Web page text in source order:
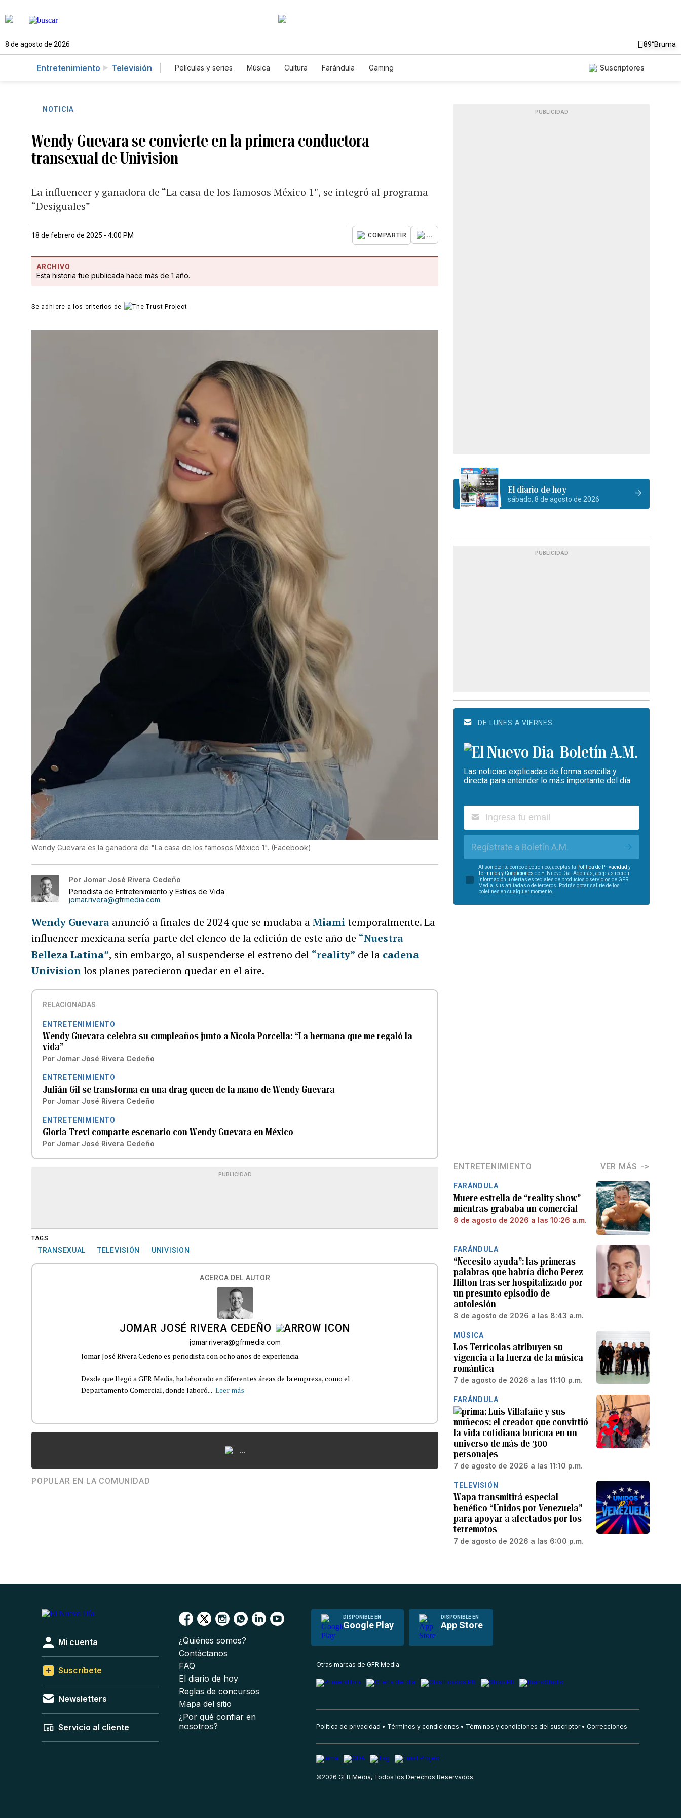
8 de agosto de 2026 89°Bruma
Entretenimiento Televisión Películas y series Música Cultura Farándula Gaming Suscriptores
NOTICIA
Wendy Guevara se convierte en la primera conductora
transexual de Univision
La influencer y ganadora de “La casa de los famosos México 1″, se integró al programa
“Desiguales”
18 de febrero de 2025 - 4:00 PM COMPARTIR ...
ARCHIVO
Esta historia fue publicada hace más de 1 año.
Se adhiere a los criterios de
Wendy Guevara es la ganadora de "La casa de los famosos México 1". (Facebook)
Por Jomar José Rivera Cedeño
Periodista de Entretenimiento y Estilos de Vida
jomar.rivera@gfrmedia.com
Wendy Guevara anunció a finales de 2024 que se mudaba aMiamitemporalmente. La
influencer mexicana sería parte del elenco de la edición de este año de “Nuestra
Belleza Latina”, sin embargo, al suspenderse el estreno del “reality” de la cadena
Univisionlos planes parecieron quedar en el aire.
RELACIONADAS
ENTRETENIMIENTO
Wendy Guevara celebra su cumpleaños junto a Nicola Porcella: “La hermana que me regaló la
vida”
Por Jomar José Rivera Cedeño
ENTRETENIMIENTO
Julián Gil se transforma en una drag queen de la mano de Wendy Guevara
Por Jomar José Rivera Cedeño
ENTRETENIMIENTO
Gloria Trevi comparte escenario con Wendy Guevara en México
Por Jomar José Rivera Cedeño
PUBLICIDAD
TAGS
TRANSEXUAL TELEVISIÓN UNIVISION
ACERCA DEL AUTOR
JOMAR JOSÉ RIVERA CEDEÑO
jomar.rivera@gfrmedia.com
Jomar José Rivera Cedeño es periodista con ocho años de experiencia.
Desde que llegó a GFR Media, ha laborado en diferentes áreas de la empresa, como el
Departamento Comercial, donde laboró... Leer más
...
POPULAR EN LA COMUNIDAD
PUBLICIDAD
El diario de hoy
sábado, 8 de agosto de 2026
PUBLICIDAD
DE LUNES A VIERNES
Boletín A.M.
Las noticias explicadas de forma sencilla y
directa para entender lo más importante del día.
Regístrate a Boletín A.M.
Al someter tu correo electrónico, aceptas la Política de Privacidad y
Términos y Condiciones de El Nuevo Día. Además, aceptas recibir
información u ofertas especiales de productos o servicios de GFR
Media, sus afiliadas o de terceros. Podrás optar salirte de los
boletines en cualquier momento.
ENTRETENIMIENTO VER MÁS
FARÁNDULA
Muere estrella de “reality show”
mientras grababa un comercial
8 de agosto de 2026 a las 10:26 a.m.
FARÁNDULA
“Necesito ayuda”: las primeras
palabras que habría dicho Perez
Hilton tras ser hospitalizado por
un presunto episodio de
autolesión
8 de agosto de 2026 a las 8:43 a.m.
MÚSICA
Los Terrícolas atribuyen su
vigencia a la fuerza de la música
romántica
7 de agosto de 2026 a las 11:10 p.m.
FARÁNDULA
Luis Villafañe y sus
muñecos: el creador que convirtió
la vida cotidiana boricua en un
universo de más de 300
personajes
7 de agosto de 2026 a las 11:10 p.m.
TELEVISIÓN
Wapa transmitirá especial
benéfico “Unidos por Venezuela”
para apoyar a afectados por los
terremotos
7 de agosto de 2026 a las 6:00 p.m.
DISPONIBLE EN
Google Play
DISPONIBLE EN
App Store
Mi cuenta
Suscríbete
Newsletters
Servicio al cliente
¿Quiénes somos?
Contáctanos
FAQ
El diario de hoy
Reglas de concursos
Mapa del sitio
¿Por qué confiar en
nosotros?
Otras marcas de GFR Media
Política de privacidad Términos y condiciones Términos y condiciones del suscriptor Correcciones
©2026 GFR Media, Todos los Derechos Reservados.